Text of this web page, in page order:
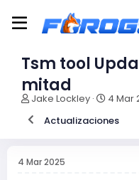
Tsm tool
mitad
I
i
a
Jake Lockley
F
c
4 Mar
Actualizaciones
4 Mar 2025